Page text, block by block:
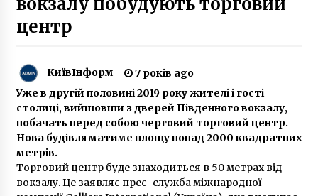
5 років ago
6 років ago
Кличко назвав терміни відкриття станції
метро на Виноградарі
7 років ago
В урядовому кварталі Києва на проїжджій
частині провалився асфальт
центр
КиївІнформ
7 років ago
Уже в другій половині 2019 року жителі і гості
столиці, вийшовши з дверей Південного вокзалу,
побачать перед собою черговий торговий центр.
Нова будівля матиме площу понад 2000 квадратних
метрів.
Торговий центр буде знаходиться в 50 метрах від
вокзалу. Це заявляє прес-служба міжнародної